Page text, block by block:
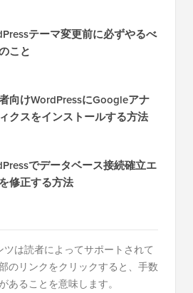
テーマ変更前に必ずやるべ
こと
向けWordPressにGoogleアナ
クスをインストールする方法
でデータベース接続確立エ
修正する方法
ツは読者によってサポートされて
のリンクをクリックすると、手数
あることを意味します。